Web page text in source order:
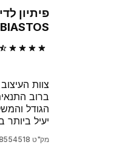
פיתיון לדיג פיתיונות בים CASTING JIG
BIASTOS במשקל 10 גר' - ורוד
4.7 out of 5 stars from 175 reviews
צוות
ברוב
הגודל
יעיל ביותר
מק"ט